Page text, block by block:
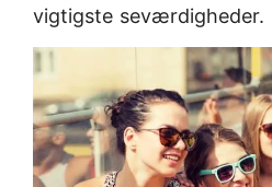
vigtigste seværdigheder.